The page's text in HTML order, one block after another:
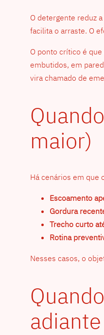
O detergente reduz
facilita o arraste. O
O ponto crítico é
embutidos, em
vira chamado de
maior)
Há cenários em que
Escoamento
Gordura
Trecho curto
Rotina
Nesses casos, o
adiante